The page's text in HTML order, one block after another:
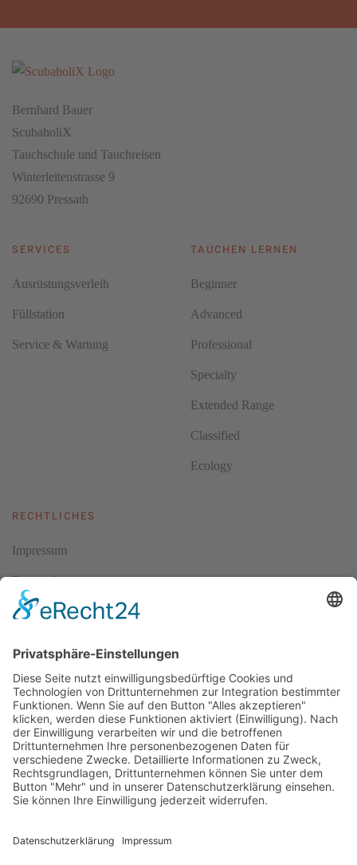
Bernhard Bauer
ScubaholiX
Tauchschule und Tauchreisen
Winterleitenstrasse 9
92690 Pressath
SERVICES
Ausrüstungsverleih
Füllstation
Service & Wartung
TAUCHEN LERNEN
Beginner
Advanced
Professional
Specialty
Extended Range
Classified
Ecology
RECHTLICHES
Impressum
Datenschutz
AGBs
Copyright ©2026ScubaholiX | Tauchschule und Tauchreisen.
Alle Rechte vorbehalten.
Umsetzung und Realisierung durchWEBandWIRE Internet- und
EDV-Dienstleistungen